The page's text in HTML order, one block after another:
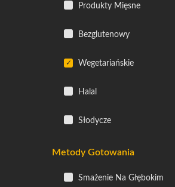
Produkty Mięsne
Bezglutenowy
Wegetariańskie
Halal
Słodycze
Metody Gotowania
Smażenie Na Głębokim